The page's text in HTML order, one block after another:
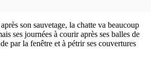
son sauvetage, la chatte va beaucoup
ses journées à courir après ses balles de
par la fenêtre et à pétrir ses couvertures